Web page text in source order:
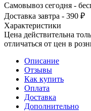
Самовывоз сегодня -
Доставка завтра - 390 ₽
Характеристики
Цена действительна
отличаться от цен в
Описание
Отзывы
Как купить
Оплата
Доставка
Дополнительно